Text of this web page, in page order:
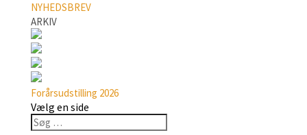
NYHEDSBREV
ARKIV
Forårsudstilling 2026
Vælg en side